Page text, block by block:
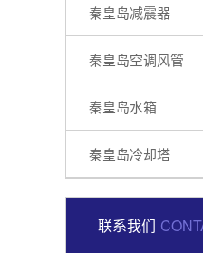
秦皇岛减震器
秦皇岛空调风管
秦皇岛水箱
秦皇岛冷却塔
联系我们